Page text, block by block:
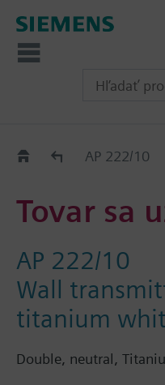
Old2NewAP 222/10
Tovar sa
AP 222/10
Wall
titanium
Double, neutral,